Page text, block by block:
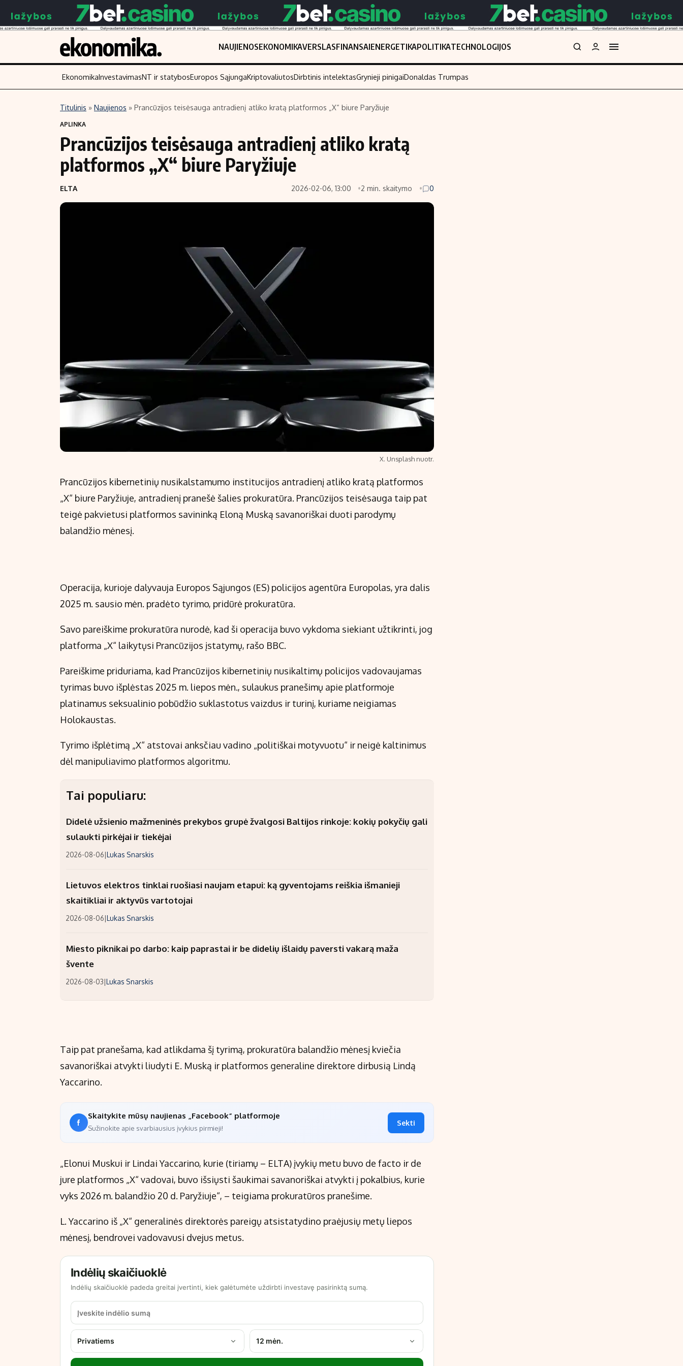
NAUJIENOSEKONOMIKAVERSLASFINANSAIENERGETIKAPOLITIKATECHNOLOGIJOS
Turinys
Naujienos
Aplinka
Verslas
Energetika
Ekonomika
Finansai
Įmonės
Žemės ūkis
Investavimas
Akcijų rinka
Saulės elektrinės
Kriptovaliutos
Indėliai
Būsto finansai
Įdomios naujienos
EkonomikaInvestavimasNT ir statybosEuropos SąjungaKriptovaliutosDirbtinis intelektasGrynieji pinigaiDonaldas Trumpas
Titulinis » Naujienos » Prancūzijos teisėsauga antradienį atliko kratą platformos „X“ biure Paryžiuje
APLINKA
Prancūzijos teisėsauga antradienį atliko kratą
platformos „X“ biure Paryžiuje
ELTA 2026-02-06, 13:00 2 min. skaitymo 0
X. Unsplash nuotr.
Prancūzijos kibernetinių nusikalstamumo institucijos antradienį atliko kratą platformos
„X“ biure Paryžiuje, antradienį pranešė šalies prokuratūra. Prancūzijos teisėsauga taip pat
teigė pakvietusi platformos savininką Eloną Muską savanoriškai duoti parodymų
balandžio mėnesį.
Operacija, kurioje dalyvauja Europos Sąjungos (ES) policijos agentūra Europolas, yra dalis
2025 m. sausio mėn. pradėto tyrimo, pridūrė prokuratūra.
Savo pareiškime prokuratūra nurodė, kad ši operacija buvo vykdoma siekiant užtikrinti, jog
platforma „X“ laikytųsi Prancūzijos įstatymų, rašo BBC.
Pareiškime priduriama, kad Prancūzijos kibernetinių nusikaltimų policijos vadovaujamas
tyrimas buvo išplėstas 2025 m. liepos mėn., sulaukus pranešimų apie platformoje
platinamus seksualinio pobūdžio suklastotus vaizdus ir turinį, kuriame neigiamas
Holokaustas.
Tyrimo išplėtimą „X“ atstovai anksčiau vadino „politiškai motyvuotu“ ir neigė kaltinimus
dėl manipuliavimo platformos algoritmu.
Tai populiaru:
Didelė užsienio mažmeninės prekybos grupė žvalgosi Baltijos rinkoje: kokių pokyčių gali
sulaukti pirkėjai ir tiekėjai
2026-08-06|Lukas Snarskis
Lietuvos elektros tinklai ruošiasi naujam etapui: ką gyventojams reiškia išmanieji
skaitikliai ir aktyvūs vartotojai
2026-08-06|Lukas Snarskis
Miesto piknikai po darbo: kaip paprastai ir be didelių išlaidų paversti vakarą maža
švente
2026-08-03|Lukas Snarskis
Taip pat pranešama, kad atlikdama šį tyrimą, prokuratūra balandžio mėnesį kviečia
savanoriškai atvykti liudyti E. Muską ir platformos generaline direktore dirbusią Lindą
Yaccarino.
Skaitykite mūsų naujienas „Facebook“ platformoje
Sužinokite apie svarbiausius įvykius pirmieji!
Sekti
„Elonui Muskui ir Lindai Yaccarino, kurie (tiriamų – ELTA) įvykių metu buvo de facto ir de
jure platformos „X“ vadovai, buvo išsiųsti šaukimai savanoriškai atvykti į pokalbius, kurie
vyks 2026 m. balandžio 20 d. Paryžiuje“, – teigiama prokuratūros pranešime.
L. Yaccarino iš „X“ generalinės direktorės pareigų atsistatydino praėjusių metų liepos
mėnesį, bendrovei vadovavusi dvejus metus.